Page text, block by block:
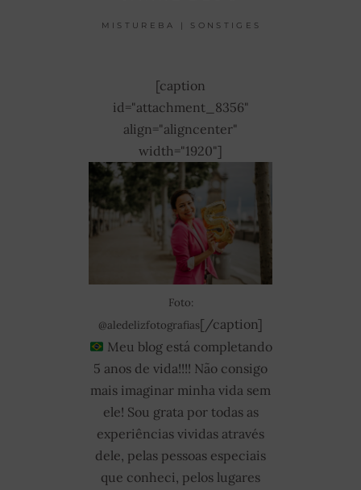
MISTUREBA | SONSTIGES
[caption
id="attachment_8356"
align="aligncenter"
width="1920"]
Foto:
@aledelizfotografias[/caption]
Meu blog está completando
5 anos de vida!!!! Não consigo
mais imaginar minha vida sem
ele! Sou grata por todas as
experiências vividas através
dele, pelas pessoas especiais
que conheci, pelos lugares